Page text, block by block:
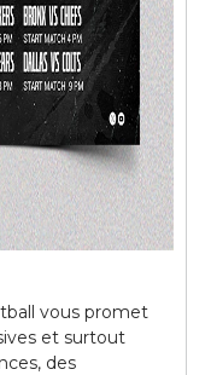
vous promet
et surtout
des